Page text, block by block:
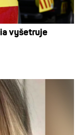
vyšetruje